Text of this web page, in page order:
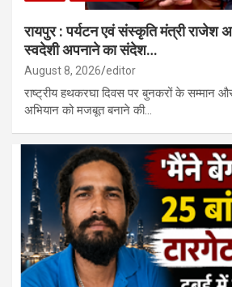
रायपुर : पर्यटन एवं संस्कृति मंत्री राजेश
स्वदेशी अपनाने का संदेश…
August 8, 2026 editor
राष्ट्रीय हथकरघा दिवस पर बुनकरों के सम्मान
अभियान को मजबूत बनाने की…